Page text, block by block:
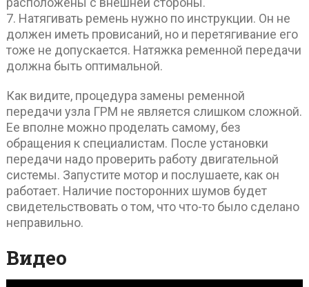
7. Натягивать ремень нужно по инструкции. Он не
должен иметь провисаний, но и перетягивание его
тоже не допускается. Натяжка ременной передачи
должна быть оптимальной.
Как видите, процедура замены ременной
передачи узла ГРМ не является слишком сложной.
Ее вполне можно проделать самому, без
обращения к специалистам. После установки
передачи надо проверить работу двигательной
системы. Запустите мотор и послушаете, как он
работает. Наличие посторонних шумов будет
свидетельствовать о том, что что-то было сделано
неправильно.
Видео